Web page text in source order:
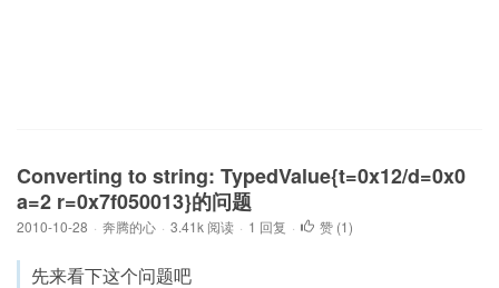
Converting to string: TypedValue{t=0x12/d=0x0
a=2 r=0x7f050013}的问题
2010-10-28 · 奔腾的心 · 3.41k 阅读 · 1 回复 · 赞 (1)
先来看下这个问题吧